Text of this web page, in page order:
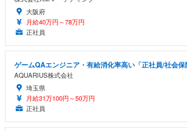
大阪府
月給40万円～78万円
正社員
ゲームQAエンジニア・有給消化率高い「正社員/社会
AQUARIUS株式会社
埼玉県
月給31万100円～50万円
正社員